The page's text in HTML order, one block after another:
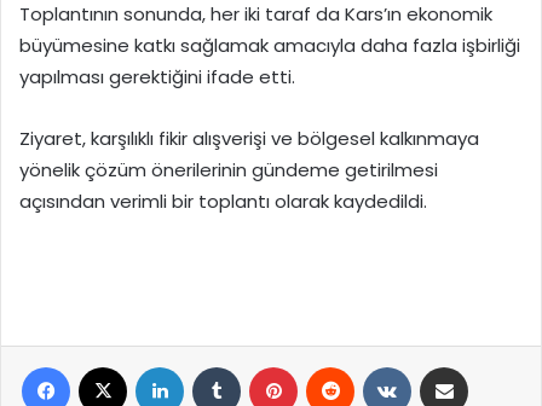
Toplantının sonunda, her iki taraf da Kars’ın ekonomik
büyümesine katkı sağlamak amacıyla daha fazla işbirliği
yapılması gerektiğini ifade etti.
Ziyaret, karşılıklı fikir alışverişi ve bölgesel kalkınmaya
yönelik çözüm önerilerinin gündeme getirilmesi
açısından verimli bir toplantı olarak kaydedildi.
Facebook LinkedIn Tumblr Pinterest Reddit VKontakte